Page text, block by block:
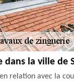
la ville de
relation avec la